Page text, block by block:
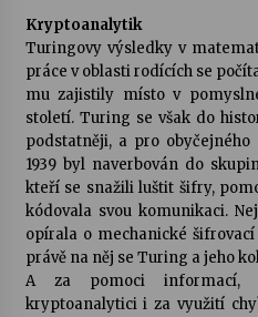
Kryptoanalytik
Turingovy výsledky v
práce v oblasti rodících se
mu zajistily místo v
století. Turing se však do
podstatněji, a pro
1939 byl naverbován do
kteří se snažili luštit šifry,
kódovala svou komunikaci.
opírala o mechanické
právě na něj se Turing a jeho
A za pomoci
kryptoanalytici i za využití